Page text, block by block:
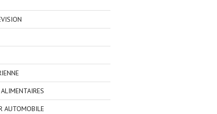
AUTOMOBILE